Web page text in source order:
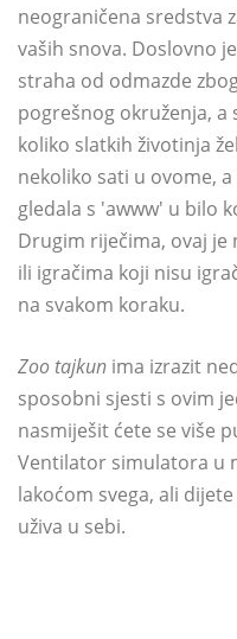
neograničena sredstva
vaših snova. Doslovno
straha od odmazde
pogrešnog okruženja,
koliko slatkih životinja
nekoliko sati u ovome,
gledala s 'awww' u bilo
Drugim riječima, ovaj je
ili igračima koji nisu
na svakom koraku.
Zoo tajkun ima izrazit
sposobni sjesti s ovim
nasmiješit ćete se više
Ventilator simulatora u
lakoćom svega, ali
uživa u sebi.